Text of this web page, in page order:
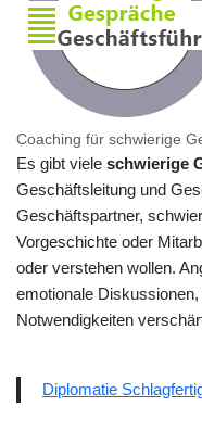
Coaching für schwierige
Es gibt viele schwierige
Geschäftsleitung und
Geschäftspartner,
Vorgeschichte oder
oder verstehen wollen.
emotionale
Notwendigkeiten
Diplomatie